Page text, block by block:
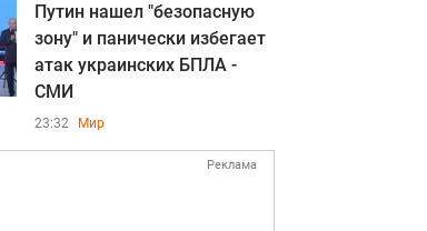
Путин нашел "безопасную
зону" и панически избегает
атак украинских БПЛА -
СМИ
23:32 Мир
Реклама